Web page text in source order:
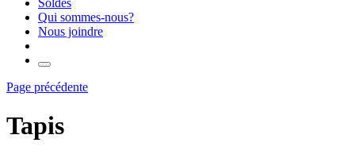
Soldes
Qui sommes-nous?
Nous joindre
Page précédente
Tapis